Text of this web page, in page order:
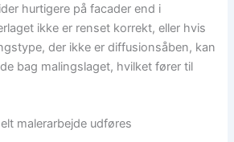
hurtigere på facader end i
ikke er renset korrekt, eller hvis
der ikke er diffusionsåben, kan
bag malingslaget, hvilket fører til
malerarbejde udføres